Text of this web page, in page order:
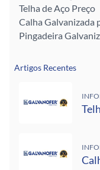
Telha de Aço Preço
Calha Galvanizada
Pingadeira
Artigos Recentes